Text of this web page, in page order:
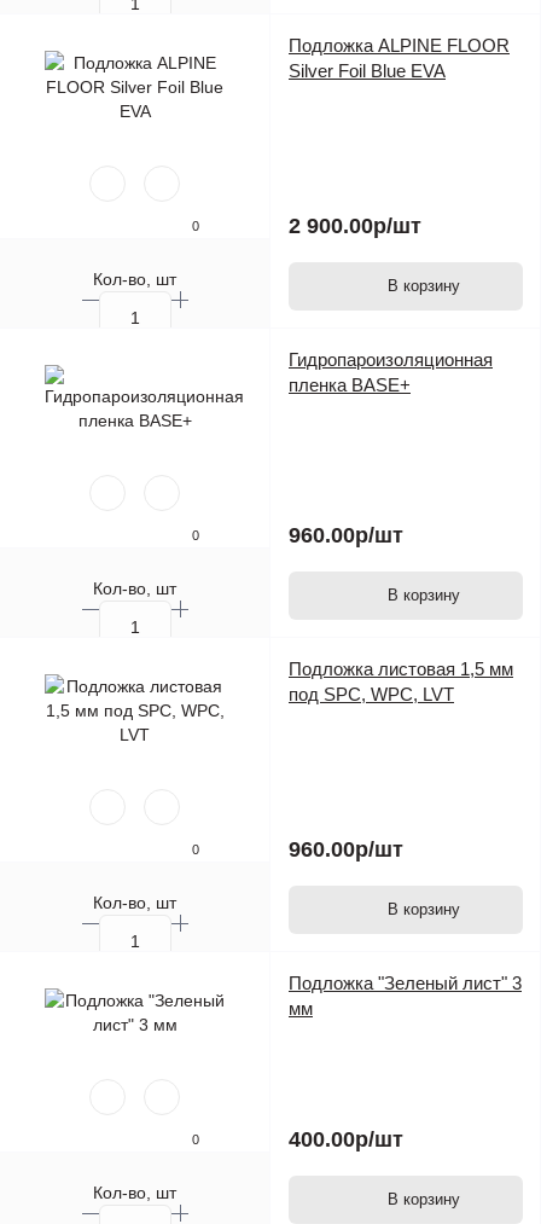
0
Кол-во, шт
Подложка ALPINE FLOOR
Silver Foil Blue EVA
2 900.00р/шт
В корзину
0
Кол-во, шт
Гидропароизоляционная
пленка BASE+
960.00р/шт
В корзину
0
Кол-во, шт
Подложка листовая 1,5 мм
под SPC, WPC, LVT
960.00р/шт
В корзину
0
Кол-во, шт
Подложка "Зеленый лист" 3
мм
400.00р/шт
В корзину